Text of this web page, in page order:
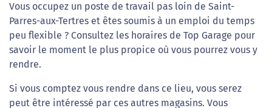
Vous occupez un poste de travail pas loin de Saint-
Parres-aux-Tertres et êtes soumis à un emploi du temps
peu flexible ? Consultez les horaires de Top Garage pour
savoir le moment le plus propice où vous pourrez vous y
rendre.
Si vous comptez vous rendre dans ce lieu, vous serez
peut être intéressé par ces autres magasins. Vous